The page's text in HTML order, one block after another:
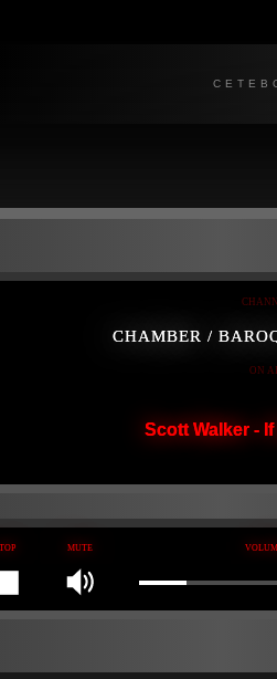
CHAMBER /
ON
Scott Walker -